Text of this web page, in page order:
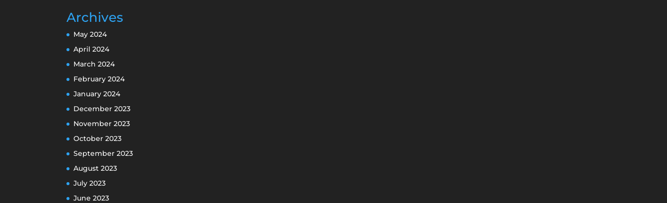
Archives
May 2024
April 2024
March 2024
February 2024
January 2024
December 2023
November 2023
October 2023
September 2023
August 2023
July 2023
June 2023